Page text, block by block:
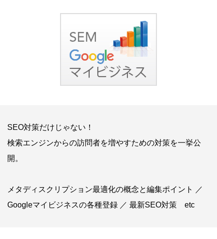
SEO対策だけじゃない！
検索エンジンからの訪問者を増やすための対策を一挙公
開。
メタディスクリプション最適化の概念と編集ポイント ／
Googleマイビジネスの各種登録 ／ 最新SEO対策 etc